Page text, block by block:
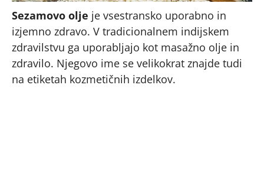
Sezamovo olje je vsestransko uporabno in
izjemno zdravo. V tradicionalnem indijskem
zdravilstvu ga uporabljajo kot masažno olje in
zdravilo. Njegovo ime se velikokrat znajde tudi
na etiketah kozmetičnih izdelkov.